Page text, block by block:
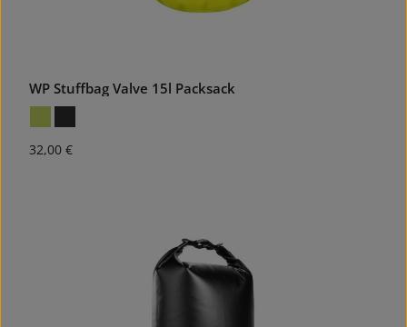
WP Stuffbag Valve 15l Packsack
Regulärer Preis:
32,00 €